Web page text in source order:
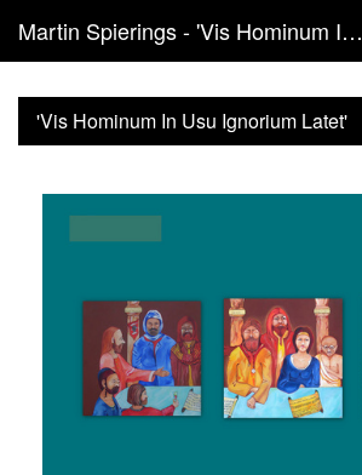
Martin Spierings - 'Vis Hominum In Usu Ignorium Latet'
'Vis Hominum In Usu Ignorium Latet'